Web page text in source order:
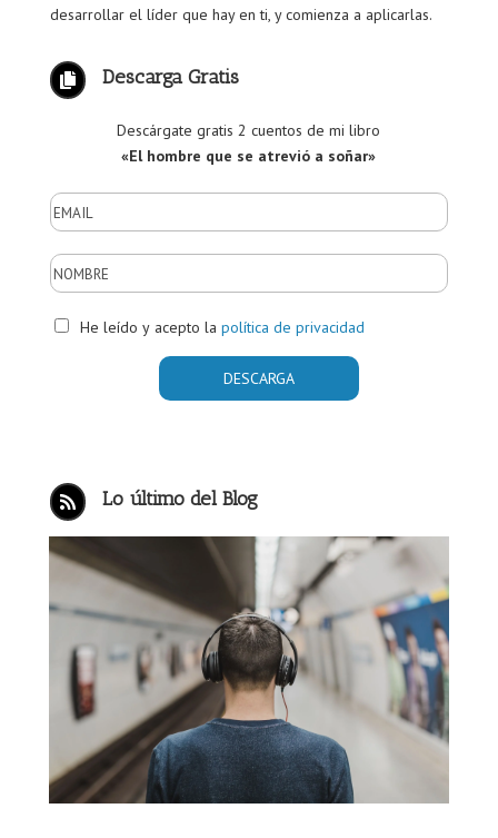
desarrollar el líder que hay en ti, y comienza a aplicarlas.
 Descarga Gratis
Descárgate gratis 2 cuentos de mi libro
«El hombre que se atrevió a soñar»
He leído y acepto la política de privacidad
 Lo último del Blog